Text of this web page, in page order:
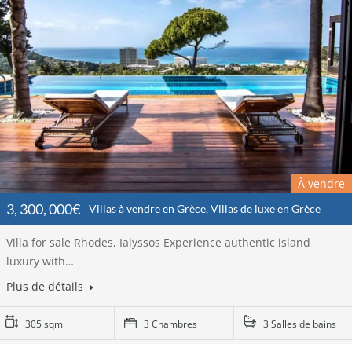
À vendre
3, 300, 000€ Villas à vendre en Grèce, Villas de luxe en Grèce
Villa for sale Rhodes, Ialyssos Experience authentic island
luxury with…
Plus de détails
305 sqm 3 Chambres 3 Salles de bains